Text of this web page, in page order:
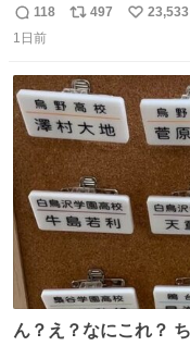
してたらペン止まら
タ
返
信
118
リ
ト
数
497
い
数
23,533
1日前
ん？え？なにこれ？